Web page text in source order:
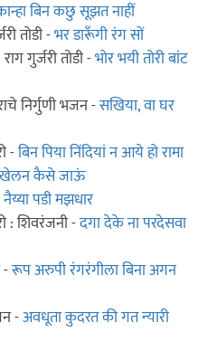
बिन कछु सूझत नाहीं
तोडी -भर डारूँगी रंग सों
गुर्जरी तोडी -भोर भयी तोरी बांट
निर्गुणी भजन -सखिया, वा घर
-बिन पिया निंदियां न आये हो रामा
खेलन कैसे जाऊं
नैय्या पडी मझधार
: शिवरंजनी -दगा देके ना परदेसवा
-रूप अरुपी रंगरंगीला बिना अगन
-अवधूता कुदरत की गत न्यारी